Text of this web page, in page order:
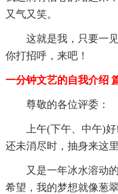
又气又笑。
这就是我，只要一
你打招呼，来吧！
一分钟文艺的自我介绍
尊敬的各位评委：
上午(下午、中午)
还未消尽时，抽身来这
又是一年冰水溶动
希望，我的梦想就像葱